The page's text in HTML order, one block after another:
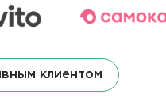
клиентом